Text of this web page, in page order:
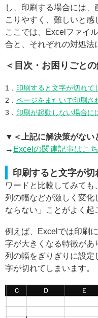
し、印刷する場合には
こりやすく、難しいと感
ここでは、Excelファイ
合と、それぞれの対処法
＜目次・お困りごと
1． 印刷すると文字が切れて
2． ページをまたいで印刷さ
3． 印刷が起動しない場合に
▼＜上記に解決策がない
→ Excelの関連記事はこ
印刷すると文字が
ワードと比較してみて
列の幅などが激しく変化
ならない」ことがよく起
例えば、Excelでは印刷
字が大きくなる特徴があ
列の幅をぎりぎりに設定
字が切れてしまいます。